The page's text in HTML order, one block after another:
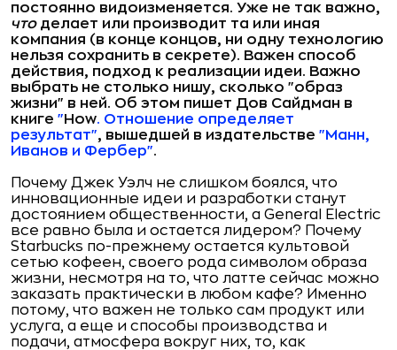
постоянно видоизменяется. Уже не так важно,
чтоделает или производит та или иная
компания (в конце концов, ни одну технологию
нельзя сохранить в секрете). Важен способ
действия, подход к реализации идеи. Важно
выбрать не столько нишу, сколько "образ
жизни" в ней. Об этом пишет Дов Сайдман в
книге " How. Отношение определяет
результат", вышедшей в издательстве "Манн,
Иванов и Фербер".
Почему Джек Уэлч не слишком боялся, что
инновационные идеи и разработки станут
достоянием общественности, а General Electric
все равно была и остается лидером? Почему
Starbucks по-прежнему остается культовой
сетью кофеен, своего рода символом образа
жизни, несмотря на то, что латте сейчас можно
заказать практически в любом кафе? Именно
потому, что важен не только сам продукт или
услуга, а еще и способы производства и
подачи, атмосфера вокруг них, то, как